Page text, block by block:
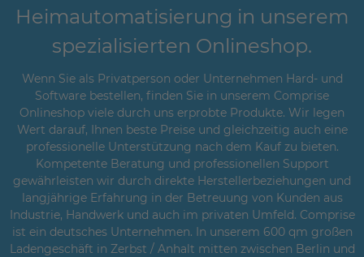
Heimautomatisierung in unserem
spezialisierten Onlineshop.
Wenn Sie als Privatperson oder Unternehmen Hard- und
Software bestellen, finden Sie in unserem Comprise
Onlineshop viele durch uns erprobte Produkte. Wir legen
Wert darauf, Ihnen beste Preise und gleichzeitig auch eine
professionelle Unterstützung nach dem Kauf zu bieten.
Kompetente Beratung und professionellen Support
gewährleisten wir durch direkte Herstellerbeziehungen und
langjährige Erfahrung in der Betreuung von Kunden aus
Industrie, Handwerk und auch im privaten Umfeld. Comprise
ist ein deutsches Unternehmen. In unserem 600 qm großen
Ladengeschäft in Zerbst / Anhalt mitten zwischen Berlin und